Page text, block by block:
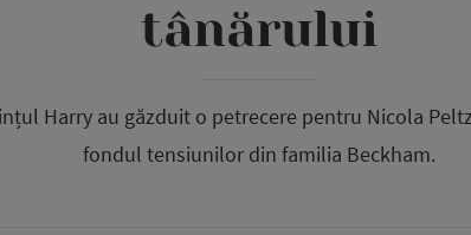
tânărului
Harry au găzduit o petrecere pentru Nicola
fondul tensiunilor din familia Beckham.